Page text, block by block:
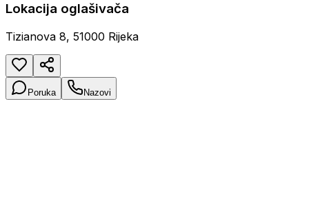
Lokacija oglašivača
Tizianova 8, 51000 Rijeka
Poruka Nazovi